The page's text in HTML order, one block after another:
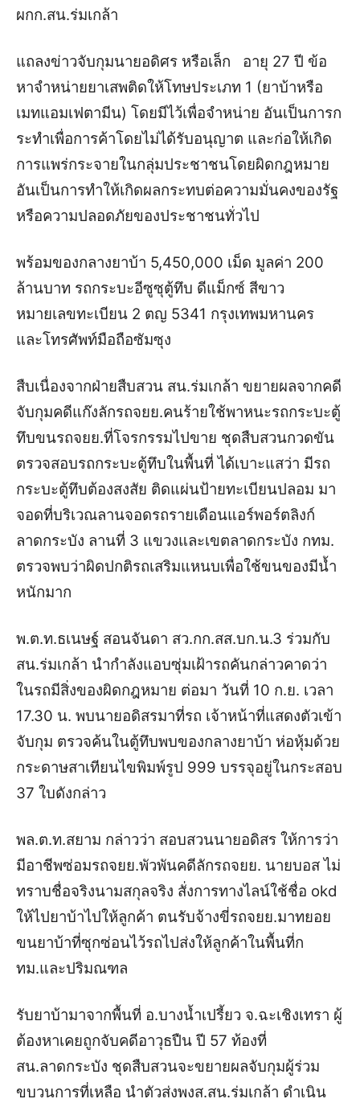
ผกก.สน.ร่มเกล้า
แถลงข่าวจับกุมนายอดิศร หรือเล็ก อายุ 27 ปี ข้อ
หาจําหน่ายยาเสพติดให้โทษประเภท 1 (ยาบ้าหรือ
เมทแอมเฟตามีน) โดยมีไว้เพื่อจําหน่าย อันเป็นการก
ระทําเพื่อการค้าโดยไม่ได้รับอนุญาต และก่อให้เกิด
การแพร่กระจายในกลุ่มประชาชนโดยผิดกฎหมาย
อันเป็นการทําให้เกิดผลกระทบต่อความมั่นคงของรัฐ
หรือความปลอดภัยของประชาชนทั่วไป
พร้อมของกลางยาบ้า 5,450,000 เม็ด มูลค่า 200
ล้านบาท รถกระบะอีซูซุตู้ทึบ ดีแม็กซ์ สีขาว
หมายเลขทะเบียน 2 ตญ 5341 กรุงเทพมหานคร
และโทรศัพท์มือถือซัมซุง
สืบเนื่องจากฝ่ายสืบสวน สน.ร่มเกล้า ขยายผลจากคดี
จับกุมคดีแก๊งลักรถจยย.คนร้ายใช้พาหนะรถกระบะตู้
ทึบขนรถจยย.ที่โจรกรรมไปขาย ชุดสืบสวนกวดขัน
ตรวจสอบรถกระบะตู้ทึบในพื้นที่ ได้เบาะแสว่า มีรถ
กระบะตู้ทึบต้องสงสัย ติดแผ่นป้ายทะเบียนปลอม มา
จอดที่บริเวณลานจอดรถรายเดือนแอร์พอร์ตลิงก์
ลาดกระบัง ลานที่ 3 แขวงและเขตลาดกระบัง กทม.
ตรวจพบว่าผิดปกติรถเสริมแหนบเพื่อใช้ขนของมีน้ำ
หนักมาก
พ.ต.ท.ธเนษฐ์ สอนจันดา สว.กก.สส.บก.น.3 ร่วมกับ
สน.ร่มเกล้า นำกำลังแอบซุ่มเฝ้ารถคันกล่าวคาดว่า
ในรถมีสิ่งของผิดกฎหมาย ต่อมา วันที่ 10 ก.ย. เวลา
17.30 น. พบนายอดิสรมาที่รถ เจ้าหน้าที่แสดงตัวเข้า
จับกุม ตรวจค้นในตู้ทึบพบของกลางยาบ้า ห่อหุ้มด้วย
กระดาษสาเทียนไขพิมพ์รูป 999 บรรจุอยู่ในกระสอบ
37 ใบดังกล่าว
พล.ต.ท.สยาม กล่าวว่า สอบสวนนายอดิสร ให้การว่า
มีอาชีพซ่อมรถจยย.พัวพันคดีลักรถจยย. นายบอส ไม่
ทราบชื่อจริงนามสกุลจริง สั่งการทางไลน์ใช้ชื่อ okd
ให้ไปยาบ้าไปให้ลูกค้า ตนรับจ้างขี่รถจยย.มาทยอย
ขนยาบ้าที่ซุกซ่อนไว้รถไปส่งให้ลูกค้าในพื้นที่ก
ทม.และปริมณฑล
รับยาบ้ามาจากพื้นที่ อ.บางน้ำเปรี้ยว จ.ฉะเชิงเทรา ผู้
ต้องหาเคยถูกจับคดีอาวุธปืน ปี 57 ท้องที่
สน.ลาดกระบัง ชุดสืบสวนจะขยายผลจับกุมผู้ร่วม
ขบวนการที่เหลือ นำตัวส่งพงส.สน.ร่มเกล้า ดำเนิน